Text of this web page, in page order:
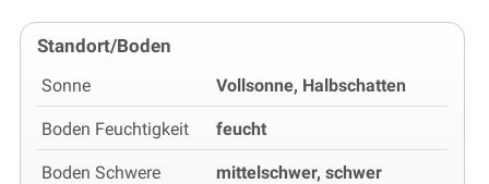
Standort/Boden
Sonne Vollsonne, Halbschatten
Boden Feuchtigkeit feucht
Boden Schwere mittelschwer, schwer